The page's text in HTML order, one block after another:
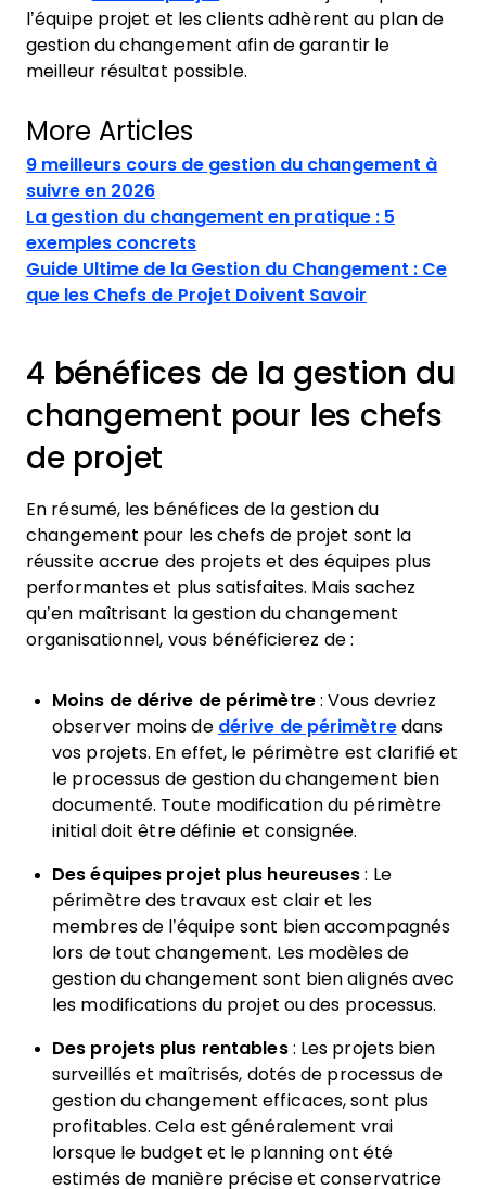
l’équipe projet et les clients adhèrent au plan de
gestion du changement afin de garantir le
meilleur résultat possible.
More Articles
9 meilleurs cours de gestion du changement à
suivre en 2026
La gestion du changement en pratique : 5
exemples concrets
Guide Ultime de la Gestion du Changement : Ce
que les Chefs de Projet Doivent Savoir
4 bénéfices de la gestion du
changement pour les chefs
de projet
En résumé, les bénéfices de la gestion du
changement pour les chefs de projet sont la
réussite accrue des projets et des équipes plus
performantes et plus satisfaites. Mais sachez
qu’en maîtrisant la gestion du changement
organisationnel, vous bénéficierez de :
Moins de dérive de périmètre: Vous devriez
observer moins de dérive de périmètredans
vos projets. En effet, le périmètre est clarifié et
le processus de gestion du changement bien
documenté. Toute modification du périmètre
initial doit être définie et consignée.
Des équipes projet plus heureuses : Le
périmètre des travaux est clair et les
membres de l’équipe sont bien accompagnés
lors de tout changement. Les modèles de
gestion du changement sont bien alignés avec
les modifications du projet ou des processus.
Des projets plus rentables: Les projets bien
surveillés et maîtrisés, dotés de processus de
gestion du changement efficaces, sont plus
profitables. Cela est généralement vrai
lorsque le budget et le planning ont été
estimés de manière précise et conservatrice